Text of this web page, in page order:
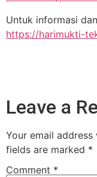
Untuk informasi
https://harimukti-
Leave a
Your email
fields are marked *
Comment *